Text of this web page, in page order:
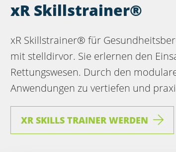
xR Skillstrainer®
xR Skillstrainer® für
mit stelldirvor. Sie erlernen den
Rettungswesen. Durch den
Anwendungen zu vertiefen und
XR SKILLS TRAINER WERDEN